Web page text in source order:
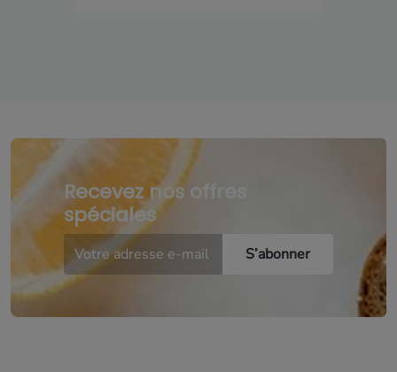
Recevez nos offres
spéciales